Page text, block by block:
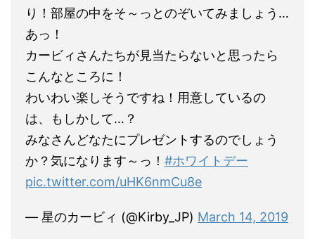
り！部屋の中をそ～っとのぞいてみましょう…
あっ！
カービィさんたちが見当たらないと思ったら
こんなところに！
わいわい楽しそうですね！用意しているの
は、もしかして…？
みなさんどなたにプレゼントするのでしょう
か？気になります～っ！ #ホワイトデー
pic.twitter.com/uHK6nmCu8e
— 星のカービィ (@Kirby_JP) March 14, 2019